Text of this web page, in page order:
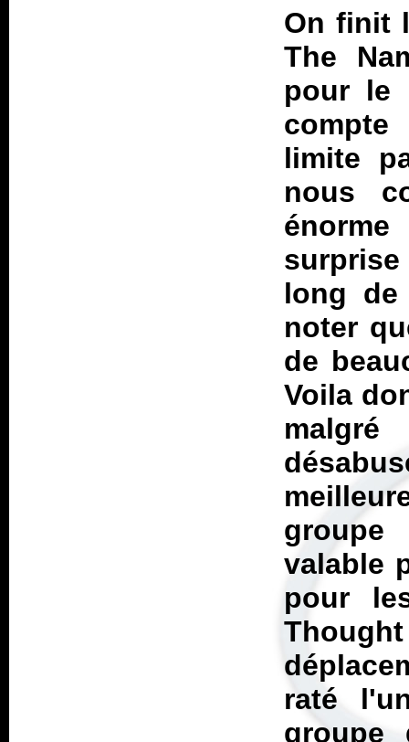
On finit
The
pour le
limite
nous
long
noter
de
Voila
valable
pour
Though
raté
groupe